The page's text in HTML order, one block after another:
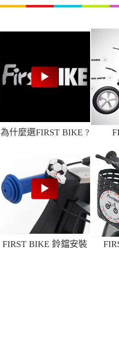
為什麼選FIRST BIKE ?
FIRST BIKE 鈴鐺安裝